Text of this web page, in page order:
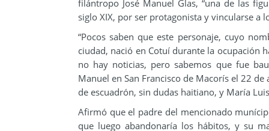
filántropo José Manuel Glas, “una de las
siglo XIX, por ser protagonista y vincularse a
“Pocos saben que este personaje, cuyo
ciudad, nació en Cotuí durante la ocupación
no hay noticias, pero sabemos que fue
Manuel en San Francisco de Macorís el 22
de escuadrón, sin dudas haitiano, y María
Afirmó que el padre del mencionado
que luego abandonaría los hábitos, y su